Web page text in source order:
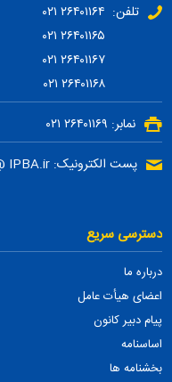
تلفن: ۲۶۴۰۱۱۶۴ ۰۲۱
۲۶۴۰۱۱۶۷ ۰۲۱
۲۶۴۰۱۱۶۸ ۰۲۱
نمابر: ۲۶۴۰۱۱۶۹ ۰۲۱
پست الکترونیک: info @ IPBA.ir
دسترسی سریع
درباره ما
اعضای هیأت عامل
پیام دبیر کانون
اساسنامه
بخشنامه ها